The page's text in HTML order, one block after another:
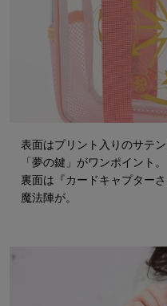
表面はプリント入りのサテ
「夢の鍵」がワンポイント。
裏面は『カードキャプター
魔法陣が。